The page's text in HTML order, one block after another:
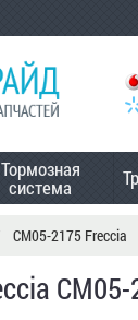
Тормозная
система
CM05-2175 Freccia